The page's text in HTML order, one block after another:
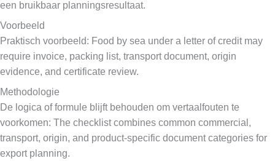
een bruikbaar planningsresultaat.
Voorbeeld
Praktisch voorbeeld: Food by sea under a letter of credit may
require invoice, packing list, transport document, origin
evidence, and certificate review.
Methodologie
De logica of formule blijft behouden om vertaalfouten te
voorkomen: The checklist combines common commercial,
transport, origin, and product-specific document categories for
export planning.